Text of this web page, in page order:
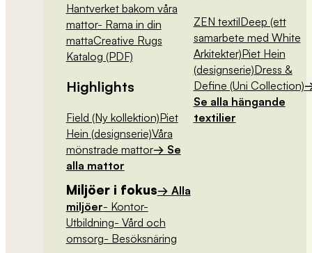
Hantverket bakom våra
mattor- Rama in din
mattaCreative Rugs
Katalog (PDF)
Highlights
Field (Ny kollektion)Piet
Hein (designserie)Våra
mönstrade mattor→ Se
alla mattor
ZEN textilDeep (ett
samarbete med White
Arkitekter)Piet Hein
(designserie)Dress &
Define (Uni Collection)
Se alla hängande
textilier
Miljöer i fokus→ Alla
miljöer- Kontor-
Utbildning- Vård och
omsorg- Besöksnäring